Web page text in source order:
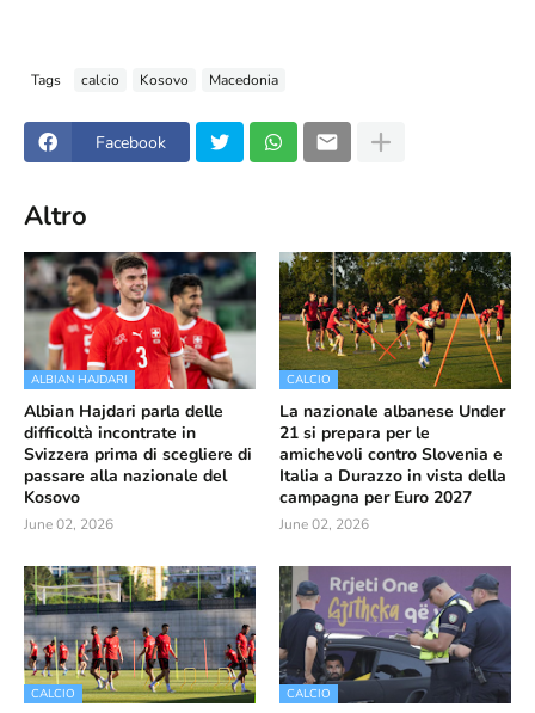
Tags calcio Kosovo Macedonia
Facebook
Altro
ALBIAN HAJDARI
Albian Hajdari parla delle
difficoltà incontrate in
Svizzera prima di scegliere di
passare alla nazionale del
Kosovo
June 02, 2026
CALCIO
La nazionale albanese Under
21 si prepara per le
amichevoli contro Slovenia e
Italia a Durazzo in vista della
campagna per Euro 2027
June 02, 2026
CALCIO CALCIO